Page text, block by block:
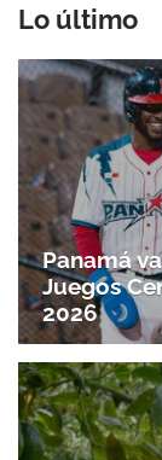
Lo último
Panamá
Juegos
2026